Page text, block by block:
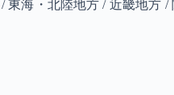
海・北陸地方 / 近畿地方